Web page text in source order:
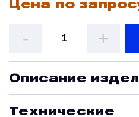
Цена по
- +
Описание
Технические
Краны и клапаны